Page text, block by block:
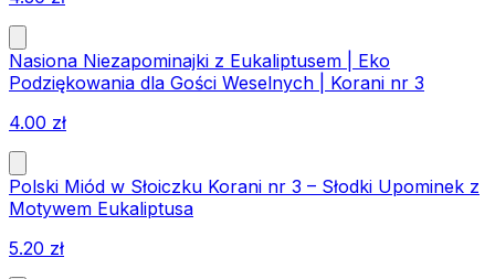
Nasiona Niezapominajki z Eukaliptusem | Eko
Podziękowania dla Gości Weselnych | Korani nr 3
4.00 zł
Polski Miód w Słoiczku Korani nr 3 – Słodki Upominek z
Motywem Eukaliptusa
5.20 zł